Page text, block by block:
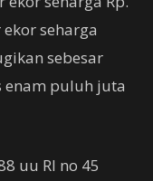
seharga
sebesar
enam puluh juta
uu RI no 45